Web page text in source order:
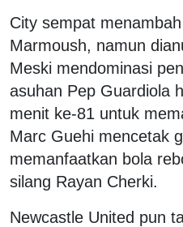
City sempat
Marmoush, namun
Meski mendominasi
asuhan Pep Guardiola
menit ke-81 untuk
Marc Guehi mencetak
memanfaatkan bola
silang Rayan Cherki.
Newcastle United pun